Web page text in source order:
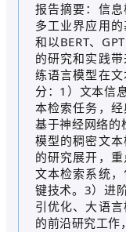
报告摘要：信
多工业界应用
和以BERT、
的研究和实践
练语言模型在
分：1）文本信
本检索任务，
基于神经网络的
模型的稠密文
的研究展开，
文本检索系统
键技术。3）进
引优化、大语
的前沿研究工作